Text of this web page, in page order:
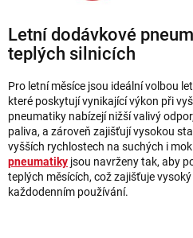
Letní dodávkové
teplých silnicích
Pro letní měsíce jsou ideální volbou
které poskytují vynikající výkon při
pneumatiky nabízejí nižší valivý
paliva, a zároveň zajišťují vysokou
vyšších rychlostech na suchých i
pneumatiky jsou navrženy tak, aby
teplých měsících, což zajišťuje
každodenním používání.